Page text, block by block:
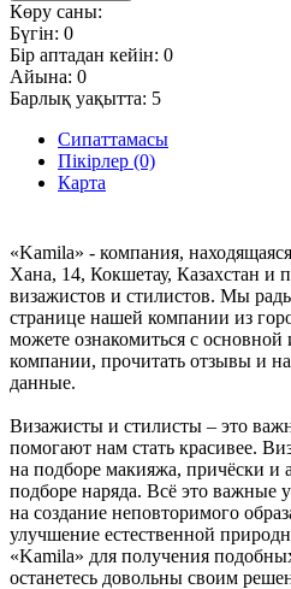
Көру саны:
Бүгін: 0
Бір аптадан кейін: 0
Айына: 0
Барлық уақытта: 5
Сипаттамасы
Пікірлер (0)
Карта
«Kamila» - компания,
Хана, 14, Кокшетау, Казахстан и
визажистов и стилистов. Мы
странице нашей компании из
можете ознакомиться с
компании, прочитать отзывы и
данные.
Визажисты и стилисты – это
помогают нам стать красивее.
на подборе макияжа, причёски и
подборе наряда. Всё это важные
на создание неповторимого
улучшение естественной
«Kamila» для получения
останетесь довольны своим